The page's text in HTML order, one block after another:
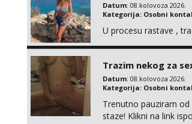
Datum: 08.kolovoza 2026.
Kategorija: Osobni
U procesu rastave ,
Trazim nekog za
Datum: 08.kolovoza 2026.
Kategorija: Osobni
Trenutno pauziram
staze! Klikni na link